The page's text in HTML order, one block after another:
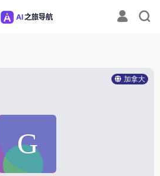
加拿大